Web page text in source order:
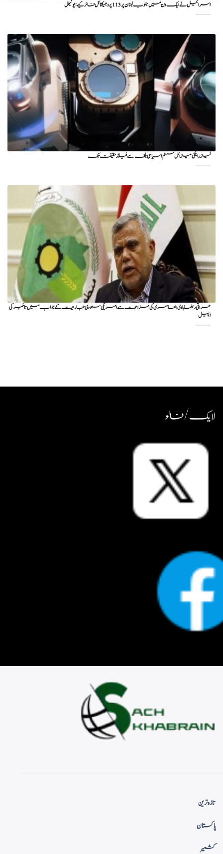
اسرائیل نے ایک دن میں جنوب لبنان پر 113 پروجیکٹائل فائر کیے: یونیفل
لیزر اینٹی میزائل سسٹم؛ سیاسی بلف سے فیلڈ حقیقت تک
عراقی رہنما ہادی العامری کی مزاحمت سے امریکی سعودی جارحیت کے جواب میں تاخیر کی
اپیل
لایک / فالو
تازہ ترین
پاکستان
کشمیر